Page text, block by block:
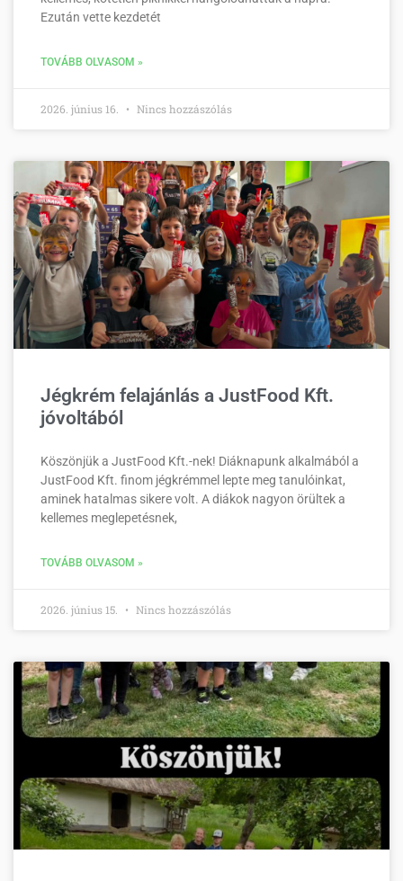
Ezután vette kezdetét
TOVÁBB OLVASOM »
2026. június 16. Nincs hozzászólás
Jégkrém felajánlás a JustFood Kft.
jóvoltából
Köszönjük a JustFood Kft.-nek! Diáknapunk alkalmából a
JustFood Kft. finom jégkrémmel lepte meg tanulóinkat,
aminek hatalmas sikere volt. A diákok nagyon örültek a
kellemes meglepetésnek,
TOVÁBB OLVASOM »
2026. június 15. Nincs hozzászólás